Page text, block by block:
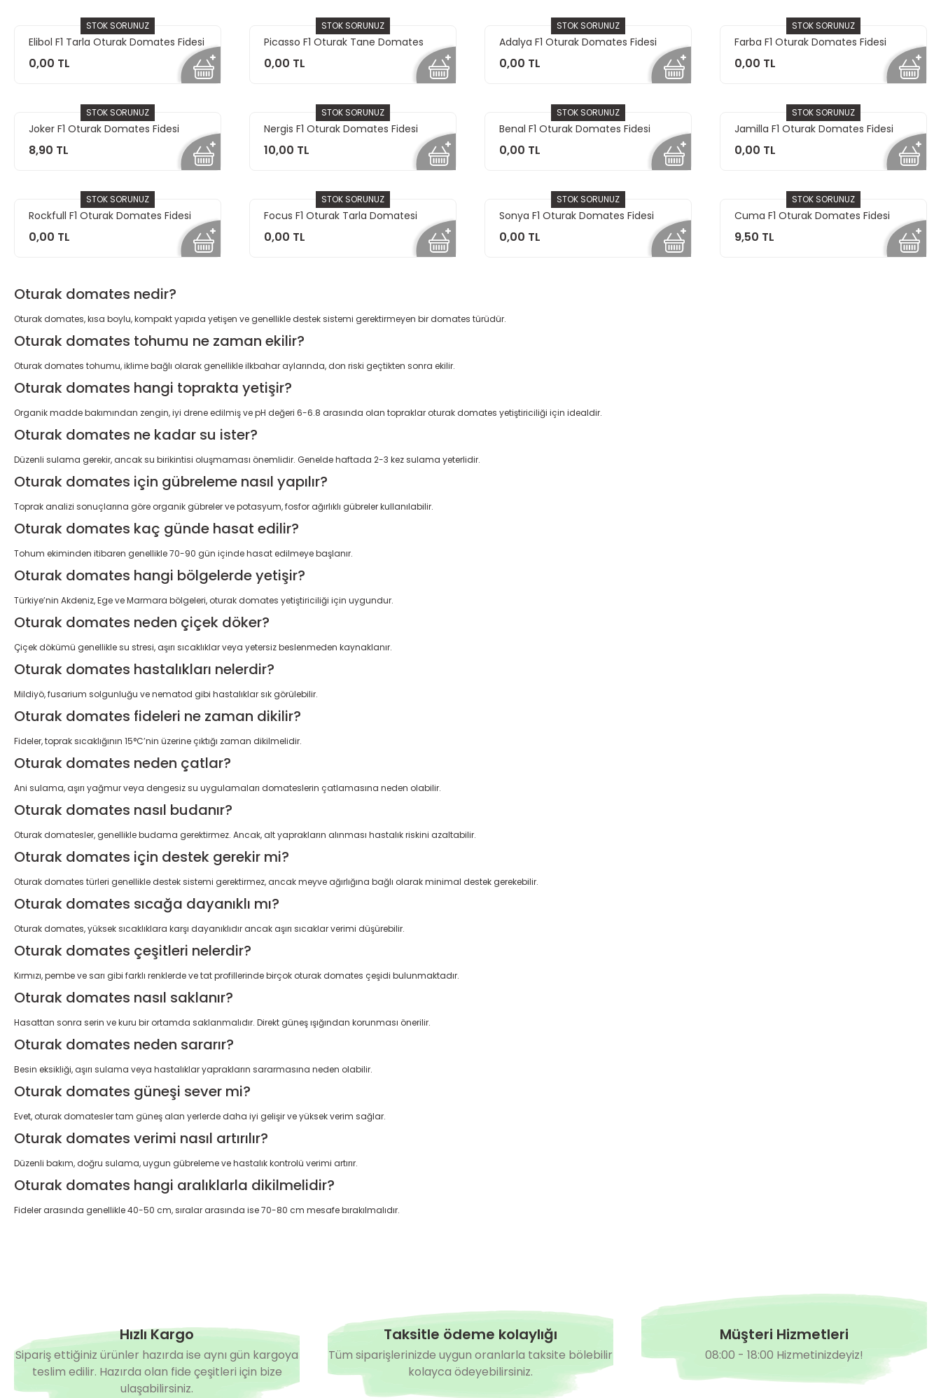
STOK SORUNUZ
Elibol F1 Tarla Oturak Domates Fidesi
0,00 TL
STOK SORUNUZ
Picasso F1 Oturak Tane Domates
Fidesi
0,00 TL
STOK SORUNUZ
Adalya F1 Oturak Domates Fidesi
0,00 TL
STOK SORUNUZ
Farba F1 Oturak Domates Fidesi
0,00 TL
STOK SORUNUZ
Joker F1 Oturak Domates Fidesi
8,90 TL
STOK SORUNUZ
Nergis F1 Oturak Domates Fidesi
10,00 TL
STOK SORUNUZ
Benal F1 Oturak Domates Fidesi
0,00 TL
STOK SORUNUZ
Jamilla F1 Oturak Domates Fidesi
0,00 TL
STOK SORUNUZ
Rockfull F1 Oturak Domates Fidesi
0,00 TL
STOK SORUNUZ
Focus F1 Oturak Tarla Domatesi
Fidesi
0,00 TL
STOK SORUNUZ
Sonya F1 Oturak Domates Fidesi
0,00 TL
STOK SORUNUZ
Cuma F1 Oturak Domates Fidesi
9,50 TL
Oturak domates nedir?
Oturak domates, kısa boylu, kompakt yapıda yetişen ve genellikle destek sistemi gerektirmeyen bir domates türüdür.
Oturak domates tohumu ne zaman ekilir?
Oturak domates tohumu, iklime bağlı olarak genellikle ilkbahar aylarında, don riski geçtikten sonra ekilir.
Oturak domates hangi toprakta yetişir?
Organik madde bakımından zengin, iyi drene edilmiş ve pH değeri 6-6.8 arasında olan topraklar oturak domates yetiştiriciliği için idealdir.
Oturak domates ne kadar su ister?
Düzenli sulama gerekir, ancak su birikintisi oluşmaması önemlidir. Genelde haftada 2-3 kez sulama yeterlidir.
Oturak domates için gübreleme nasıl yapılır?
Toprak analizi sonuçlarına göre organik gübreler ve potasyum, fosfor ağırlıklı gübreler kullanılabilir.
Oturak domates kaç günde hasat edilir?
Tohum ekiminden itibaren genellikle 70-90 gün içinde hasat edilmeye başlanır.
Oturak domates hangi bölgelerde yetişir?
Türkiye’nin Akdeniz, Ege ve Marmara bölgeleri, oturak domates yetiştiriciliği için uygundur.
Oturak domates neden çiçek döker?
Çiçek dökümü genellikle su stresi, aşırı sıcaklıklar veya yetersiz beslenmeden kaynaklanır.
Oturak domates hastalıkları nelerdir?
Mildiyö, fusarium solgunluğu ve nematod gibi hastalıklar sık görülebilir.
Oturak domates fideleri ne zaman dikilir?
Fideler, toprak sıcaklığının 15°C’nin üzerine çıktığı zaman dikilmelidir.
Oturak domates neden çatlar?
Ani sulama, aşırı yağmur veya dengesiz su uygulamaları domateslerin çatlamasına neden olabilir.
Oturak domates nasıl budanır?
Oturak domatesler, genellikle budama gerektirmez. Ancak, alt yaprakların alınması hastalık riskini azaltabilir.
Oturak domates için destek gerekir mi?
Oturak domates türleri genellikle destek sistemi gerektirmez, ancak meyve ağırlığına bağlı olarak minimal destek gerekebilir.
Oturak domates sıcağa dayanıklı mı?
Oturak domates, yüksek sıcaklıklara karşı dayanıklıdır ancak aşırı sıcaklar verimi düşürebilir.
Oturak domates çeşitleri nelerdir?
Kırmızı, pembe ve sarı gibi farklı renklerde ve tat profillerinde birçok oturak domates çeşidi bulunmaktadır.
Oturak domates nasıl saklanır?
Hasattan sonra serin ve kuru bir ortamda saklanmalıdır. Direkt güneş ışığından korunması önerilir.
Oturak domates neden sararır?
Besin eksikliği, aşırı sulama veya hastalıklar yaprakların sararmasına neden olabilir.
Oturak domates güneşi sever mi?
Evet, oturak domatesler tam güneş alan yerlerde daha iyi gelişir ve yüksek verim sağlar.
Oturak domates verimi nasıl artırılır?
Düzenli bakım, doğru sulama, uygun gübreleme ve hastalık kontrolü verimi artırır.
Oturak domates hangi aralıklarla dikilmelidir?
Fideler arasında genellikle 40-50 cm, sıralar arasında ise 70-80 cm mesafe bırakılmalıdır.
Hızlı Kargo
Sipariş ettiğiniz ürünler hazırda ise aynı gün kargoya
teslim edilir. Hazırda olan fide çeşitleri için bize
ulaşabilirsiniz.
Taksitle ödeme kolaylığı
Tüm siparişlerinizde uygun oranlarla taksite bölebilir
kolayca ödeyebilirsiniz.
Müşteri Hizmetleri
08:00 - 18:00 Hizmetinizdeyiz!